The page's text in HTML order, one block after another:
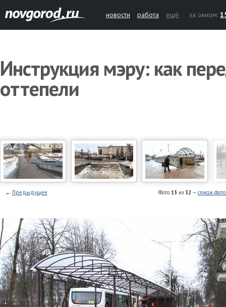
новости работа ещё за окном:
Инструкция мэру: как
оттепели
Фото 13 из 32 — список
← Предыдущее